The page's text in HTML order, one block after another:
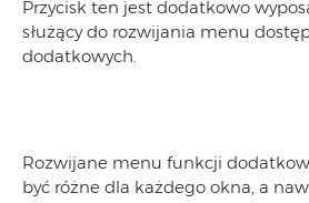
Przycisk ten jest dodatkowo
służący do rozwijania menu
dodatkowych.
Rozwijane menu funkcji
być różne dla każdego okna, a